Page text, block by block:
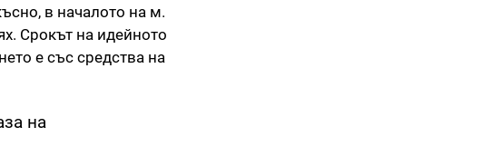
в началото на м.
Срокът на идейното
е със средства на
на